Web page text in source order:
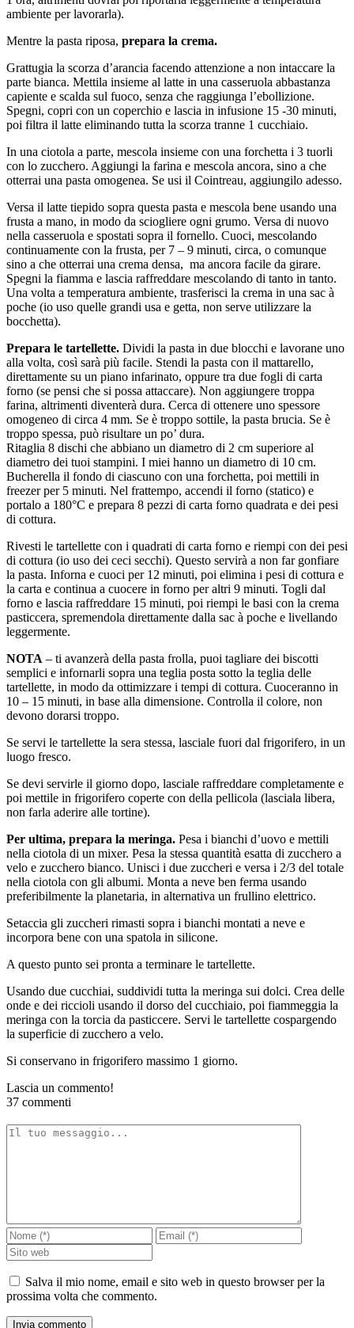
ambiente per lavorarla).
Mentre la pasta riposa, prepara la crema.
Grattugia la scorza d’arancia facendo attenzione a non intaccare la
parte bianca. Mettila insieme al latte in una casseruola abbastanza
capiente e scalda sul fuoco, senza che raggiunga l’ebollizione.
Spegni, copri con un coperchio e lascia in infusione 15 -30 minuti,
poi filtra il latte eliminando tutta la scorza tranne 1 cucchiaio.
In una ciotola a parte, mescola insieme con una forchetta i 3 tuorli
con lo zucchero. Aggiungi la farina e mescola ancora, sino a che
otterrai una pasta omogenea. Se usi il Cointreau, aggiungilo adesso.
Versa il latte tiepido sopra questa pasta e mescola bene usando una
frusta a mano, in modo da sciogliere ogni grumo. Versa di nuovo
nella casseruola e spostati sopra il fornello. Cuoci, mescolando
continuamente con la frusta, per 7 – 9 minuti, circa, o comunque
sino a che otterrai una crema densa, ma ancora facile da girare.
Spegni la fiamma e lascia raffreddare mescolando di tanto in tanto.
Una volta a temperatura ambiente, trasferisci la crema in una sac à
poche (io uso quelle grandi usa e getta, non serve utilizzare la
bocchetta).
Prepara le tartellette. Dividi la pasta in due blocchi e lavorane uno
alla volta, così sarà più facile. Stendi la pasta con il mattarello,
direttamente su un piano infarinato, oppure tra due fogli di carta
forno (se pensi che si possa attaccare). Non aggiungere troppa
farina, altrimenti diventerà dura. Cerca di ottenere uno spessore
omogeneo di circa 4 mm. Se è troppo sottile, la pasta brucia. Se è
troppo spessa, può risultare un po’ dura.
Ritaglia 8 dischi che abbiano un diametro di 2 cm superiore al
diametro dei tuoi stampini. I miei hanno un diametro di 10 cm.
Bucherella il fondo di ciascuno con una forchetta, poi mettili in
freezer per 5 minuti. Nel frattempo, accendi il forno (statico) e
portalo a 180°C e prepara 8 pezzi di carta forno quadrata e dei pesi
di cottura.
Rivesti le tartellette con i quadrati di carta forno e riempi con dei pesi
di cottura (io uso dei ceci secchi). Questo servirà a non far gonfiare
la pasta. Inforna e cuoci per 12 minuti, poi elimina i pesi di cottura e
la carta e continua a cuocere in forno per altri 9 minuti. Togli dal
forno e lascia raffreddare 15 minuti, poi riempi le basi con la crema
pasticcera, spremendola direttamente dalla sac à poche e livellando
leggermente.
NOTA – ti avanzerà della pasta frolla, puoi tagliare dei biscotti
semplici e infornarli sopra una teglia posta sotto la teglia delle
tartellette, in modo da ottimizzare i tempi di cottura. Cuoceranno in
10 – 15 minuti, in base alla dimensione. Controlla il colore, non
devono dorarsi troppo.
Se servi le tartellette la sera stessa, lasciale fuori dal frigorifero, in un
luogo fresco.
Se devi servirle il giorno dopo, lasciale raffreddare completamente e
poi mettile in frigorifero coperte con della pellicola (lasciala libera,
non farla aderire alle tortine).
Per ultima, prepara la meringa. Pesa i bianchi d’uovo e mettili
nella ciotola di un mixer. Pesa la stessa quantità esatta di zucchero a
velo e zucchero bianco. Unisci i due zuccheri e versa i 2/3 del totale
nella ciotola con gli albumi. Monta a neve ben ferma usando
preferibilmente la planetaria, in alternativa un frullino elettrico.
Setaccia gli zuccheri rimasti sopra i bianchi montati a neve e
incorpora bene con una spatola in silicone.
A questo punto sei pronta a terminare le tartellette.
Usando due cucchiai, suddividi tutta la meringa sui dolci. Crea delle
onde e dei riccioli usando il dorso del cucchiaio, poi fiammeggia la
meringa con la torcia da pasticcere. Servi le tartellette cospargendo
la superficie di zucchero a velo.
Si conservano in frigorifero massimo 1 giorno.
Lascia un commento!
37 commenti
Salva il mio nome, email e sito web in questo browser per la
prossima volta che commento.